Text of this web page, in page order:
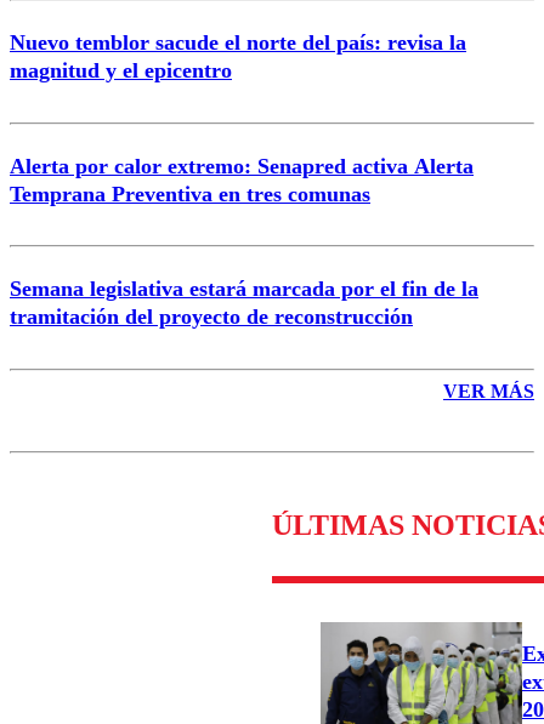
Nuevo temblor sacude el norte del país: revisa la
magnitud y el epicentro
Alerta por calor extremo: Senapred activa Alerta
Temprana Preventiva en tres comunas
Semana legislativa estará marcada por el fin de la
tramitación del proyecto de reconstrucción
VER MÁS
ÚLTIMAS